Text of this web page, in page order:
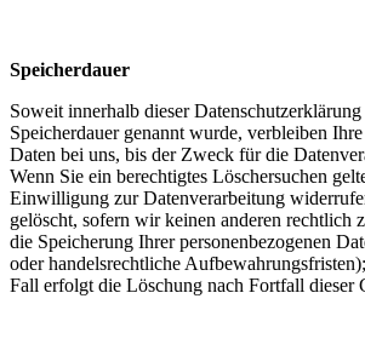
Speicherdauer
Soweit innerhalb dieser
Speicherdauer genannt wurde, verbleiben
Daten bei uns, bis der Zweck für die
Wenn Sie ein berechtigtes Löschersuchen
Einwilligung zur Datenverarbeitung
gelöscht, sofern wir keinen anderen rechtlich
die Speicherung Ihrer personenbezogenen
oder handelsrechtliche
Fall erfolgt die Löschung nach Fortfall dieser